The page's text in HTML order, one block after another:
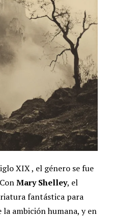
XIX , el género se fue
Mary Shelley, el
fantástica para
ambición humana, y en